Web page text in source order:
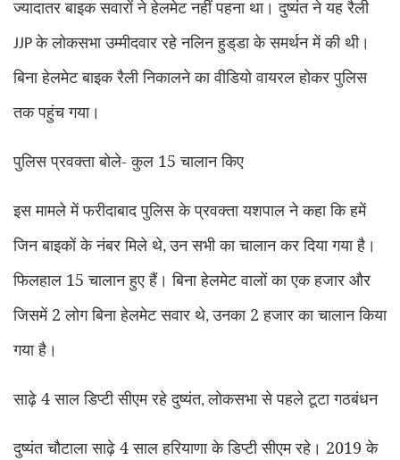
ज्यादातर बाइक सवारों ने हेलमेट नहीं पहना था। दुष्यंत ने यह रैली
JJPके लोकसभा उम्मीदवार रहे नलिन हुड्‌डा के समर्थन में की थी।
बिना हेलमेट बाइक रैली निकालने का वीडियो वायरल होकर पुलिस
तक पहुंच गया।
पुलिस प्रवक्ता बोले- कुल 15 चालान किए
इस मामले में फरीदाबाद पुलिस के प्रवक्ता यशपाल ने कहा कि हमें
जिन बाइकों के नंबर मिले थे,उन सभी का चालान कर दिया गया है।
फिलहाल 15 चालान हुए हैं। बिना हेलमेट वालों का एक हजार और
जिसमें 2 लोग बिना हेलमेट सवार थे,उनका 2 हजार का चालान किया
गया है।
साढ़े 4 साल डिप्टी सीएम रहे दुष्यंत,लोकसभा से पहले टूटा गठबंधन
दुष्यंत चौटाला साढ़े 4 साल हरियाणा के डिप्टी सीएम रहे। 2019 के